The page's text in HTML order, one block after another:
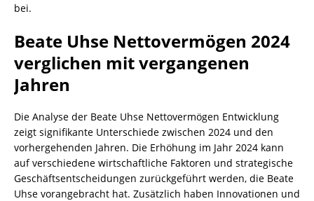
bei.
Beate Uhse Nettovermögen 2024
verglichen mit vergangenen
Jahren
Die Analyse der Beate Uhse Nettovermögen Entwicklung
zeigt signifikante Unterschiede zwischen 2024 und den
vorhergehenden Jahren. Die Erhöhung im Jahr 2024 kann
auf verschiedene wirtschaftliche Faktoren und strategische
Geschäftsentscheidungen zurückgeführt werden, die Beate
Uhse vorangebracht hat. Zusätzlich haben Innovationen und